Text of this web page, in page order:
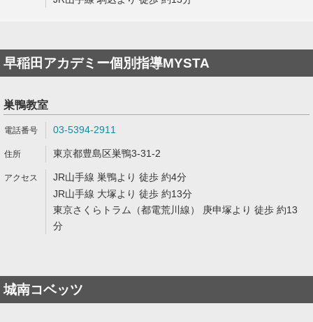
早稲田アカデミー個別指導MYSTA
巣鴨教室
03-5394-2911
東京都豊島区巣鴨3-31-2
JR山手線 巣鴨より 徒歩 約4分
JR山手線 大塚より 徒歩 約13分
東京さくらトラム（都電荒川線） 庚申塚より 徒歩 約13
分
城南コベッツ